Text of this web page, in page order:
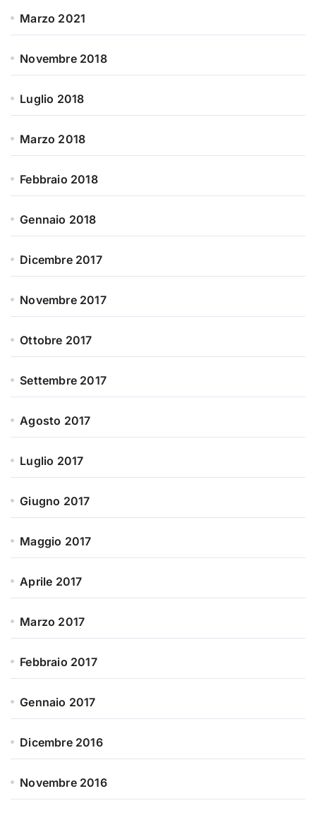
Marzo 2021
Novembre 2018
Luglio 2018
Marzo 2018
Febbraio 2018
Gennaio 2018
Dicembre 2017
Novembre 2017
Ottobre 2017
Settembre 2017
Agosto 2017
Luglio 2017
Giugno 2017
Maggio 2017
Aprile 2017
Marzo 2017
Febbraio 2017
Gennaio 2017
Dicembre 2016
Novembre 2016